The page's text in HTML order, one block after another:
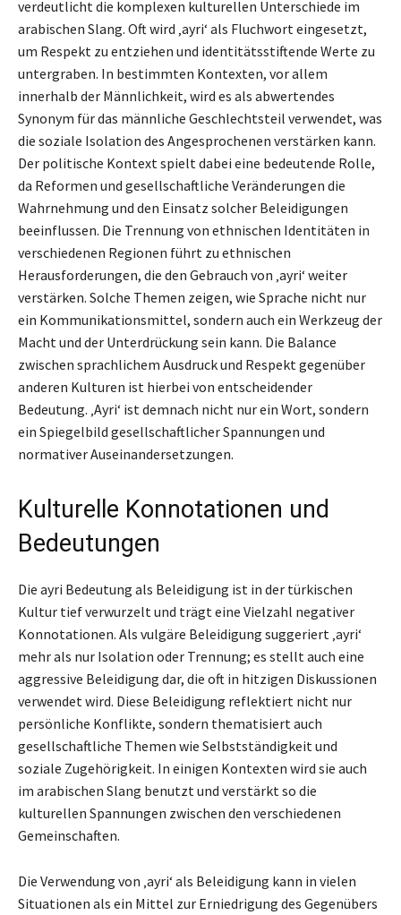
verdeutlicht die komplexen kulturellen Unterschiede im
arabischen Slang. Oft wird ‚ayri‘ als Fluchwort eingesetzt,
um Respekt zu entziehen und identitätsstiftende Werte zu
untergraben. In bestimmten Kontexten, vor allem
innerhalb der Männlichkeit, wird es als abwertendes
Synonym für das männliche Geschlechtsteil verwendet, was
die soziale Isolation des Angesprochenen verstärken kann.
Der politische Kontext spielt dabei eine bedeutende Rolle,
da Reformen und gesellschaftliche Veränderungen die
Wahrnehmung und den Einsatz solcher Beleidigungen
beeinflussen. Die Trennung von ethnischen Identitäten in
verschiedenen Regionen führt zu ethnischen
Herausforderungen, die den Gebrauch von ‚ayri‘ weiter
verstärken. Solche Themen zeigen, wie Sprache nicht nur
ein Kommunikationsmittel, sondern auch ein Werkzeug der
Macht und der Unterdrückung sein kann. Die Balance
zwischen sprachlichem Ausdruck und Respekt gegenüber
anderen Kulturen ist hierbei von entscheidender
Bedeutung. ‚Ayri‘ ist demnach nicht nur ein Wort, sondern
ein Spiegelbild gesellschaftlicher Spannungen und
normativer Auseinandersetzungen.
Kulturelle Konnotationen und
Bedeutungen
Die ayri Bedeutung als Beleidigung ist in der türkischen
Kultur tief verwurzelt und trägt eine Vielzahl negativer
Konnotationen. Als vulgäre Beleidigung suggeriert ‚ayri‘
mehr als nur Isolation oder Trennung; es stellt auch eine
aggressive Beleidigung dar, die oft in hitzigen Diskussionen
verwendet wird. Diese Beleidigung reflektiert nicht nur
persönliche Konflikte, sondern thematisiert auch
gesellschaftliche Themen wie Selbstständigkeit und
soziale Zugehörigkeit. In einigen Kontexten wird sie auch
im arabischen Slang benutzt und verstärkt so die
kulturellen Spannungen zwischen den verschiedenen
Gemeinschaften.
Die Verwendung von ‚ayri‘ als Beleidigung kann in vielen
Situationen als ein Mittel zur Erniedrigung des Gegenübers